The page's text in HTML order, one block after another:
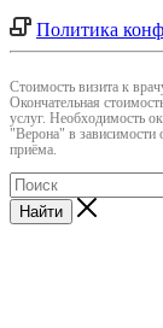
Политика
Cтоимость визита к
Окончательная
услуг. Необходимость
"Верона" в зависимости
приёма.
Найти